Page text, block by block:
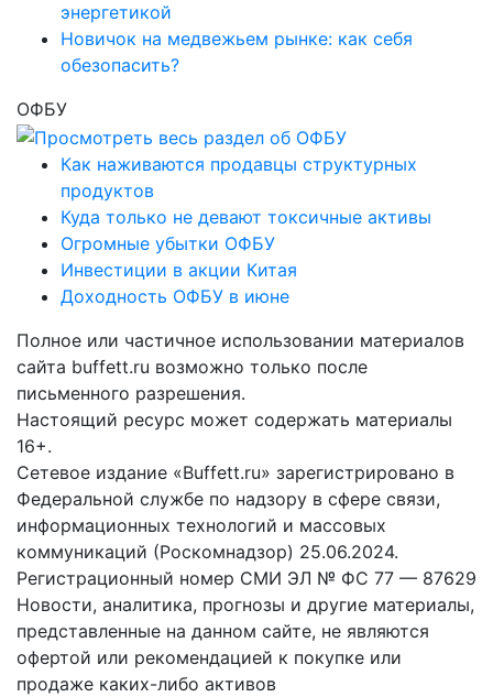
энергетикой
Новичок на медвежьем рынке: как себя
обезопасить?
ОФБУ
Как наживаются продавцы структурных
продуктов
Куда только не девают токсичные активы
Огромные убытки ОФБУ
Инвестиции в акции Китая
Доходность ОФБУ в июне
Полное или частичное использовании материалов
сайта buffett.ru возможно только после
письменного разрешения.
Настоящий ресурс может содержать материалы
16+.
Сетевое издание «Buffett.ru» зарегистрировано в
Федеральной службе по надзору в сфере связи,
информационных технологий и массовых
коммуникаций (Роскомнадзор) 25.06.2024.
Регистрационный номер СМИ ЭЛ № ФС 77 — 87629
Новости, аналитика, прогнозы и другие материалы,
представленные на данном сайте, не являются
офертой или рекомендацией к покупке или
продаже каких-либо активов